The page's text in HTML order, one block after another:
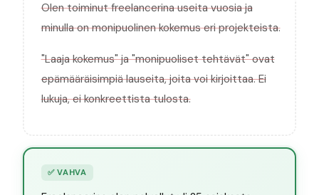
Olen toiminut freelancerina useita vuosia ja
minulla on monipuolinen kokemus eri projekteista.
"Laaja kokemus" ja "monipuoliset tehtävät" ovat
epämääräisimpiä lauseita, joita voi kirjoittaa. Ei
lukuja, ei konkreettista tulosta.
✅VAHVA